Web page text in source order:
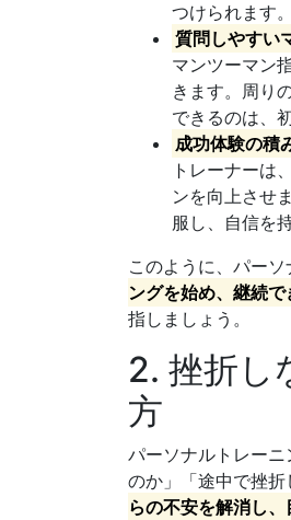
つけられます。
質問しやすい
マンツーマン
きます。周り
できるのは、
成功体験の積
トレーナーは
ンを向上させま
服し、自信を
このように、パーソ
ングを始め、継続
指しましょう。
2. 挫折し
方
パーソナルトレー
のか」「途中で挫折
らの不安を解消し